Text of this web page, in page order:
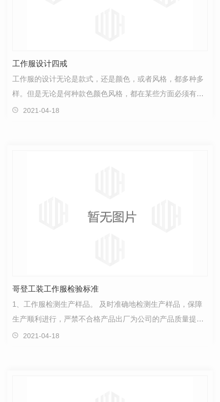
工作服设计四戒
工作服的设计无论是款式，还是颜色，或者风格，都多种多
样。但是无论是何种款色颜色风格，都在某些方面必须有严
格的限制，我们称之为四戒
2021-04-18
哥登工装工作服检验标准
1、工作服检测生产样品。 及时准确地检测生产样品，保障
生产顺利进行，严禁不合格产品出厂为公司的产品质量提供
2021-04-18